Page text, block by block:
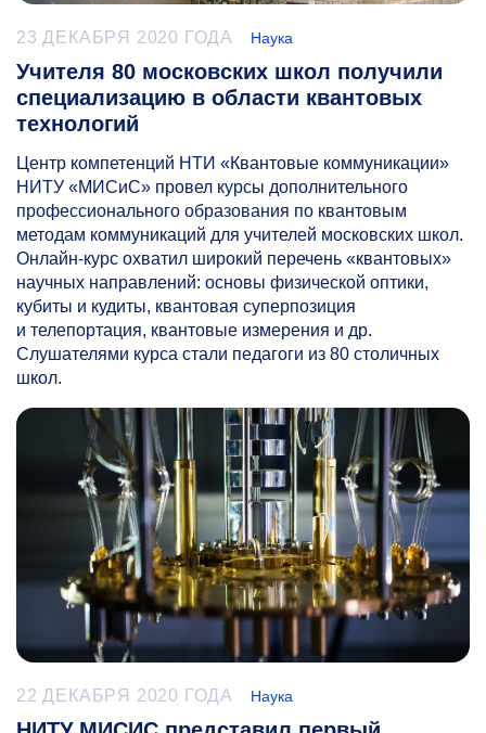
23 ДЕКАБРЯ 2020 ГОДА Наука
Учителя 80 московских школ получили
специализацию в области квантовых
технологий
Центр компетенций НТИ «Квантовые коммуникации»
НИТУ «МИСиС» провел курсы дополнительного
профессионального образования по квантовым
методам коммуникаций для учителей московских школ.
Онлайн-курс охватил широкий перечень «квантовых»
научных направлений: основы физической оптики,
кубиты и кудиты, квантовая суперпозиция
и телепортация, квантовые измерения и др.
Слушателями курса стали педагоги из 80 столичных
школ.
22 ДЕКАБРЯ 2020 ГОДА Наука